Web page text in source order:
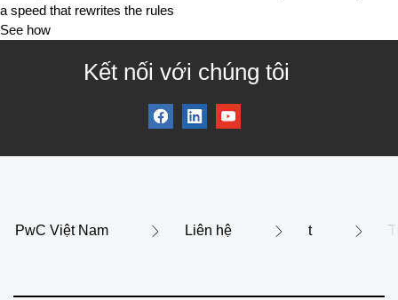
a speed that rewrites the rules
See how
Kết nối với chúng tôi
PwC Việt Nam Liên hệ t